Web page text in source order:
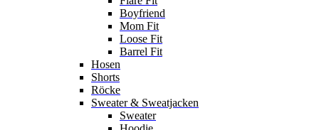
Boyfriend
Mom Fit
Loose Fit
Barrel Fit
Hosen
Shorts
Röcke
Sweater & Sweatjacken
Sweater